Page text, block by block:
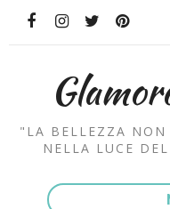
"LA BELLEZZA
NELLA LUCE